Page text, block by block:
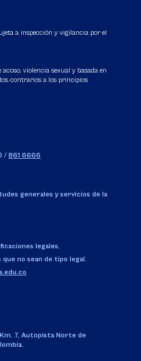
a inspección y vigilancia por el
violencia sexual y basada en
contrarios a los principios
/ 861 6666
generales y servicios de la
legales.
no sean de tipo legal.
Km. 7, Autopista Norte de